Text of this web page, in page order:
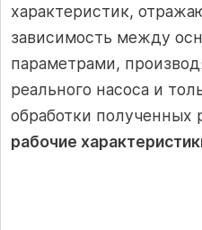
характеристик,
зависимость между
параметрами,
реального насоса и
обработки полученных
рабочие